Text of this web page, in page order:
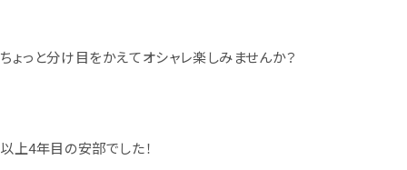
ちょっと分け目をかえてオシャレ楽しみませんか？
以上4年目の安部でした！